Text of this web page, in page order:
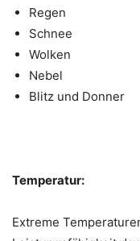
Regen
Schnee
Wolken
Nebel
Blitz und Donner
Temperatur:
Extreme